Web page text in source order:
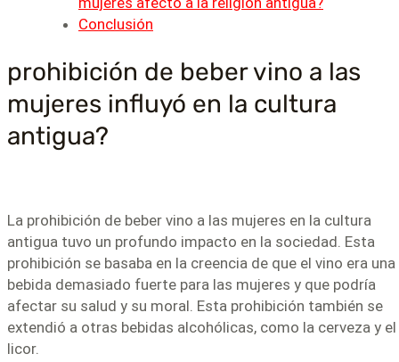
Conclusión
prohibición de beber vino a las
mujeres influyó en la cultura
antigua?
La prohibición de beber vino a las mujeres en la cultura
antigua tuvo un profundo impacto en la sociedad. Esta
prohibición se basaba en la creencia de que el vino era una
bebida demasiado fuerte para las mujeres y que podría
afectar su salud y su moral. Esta prohibición también se
extendió a otras bebidas alcohólicas, como la cerveza y el
licor.